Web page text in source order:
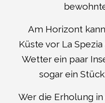
Am Horizont
Küste vor La
Wetter ein paar
sogar ein
Wer die Erholung